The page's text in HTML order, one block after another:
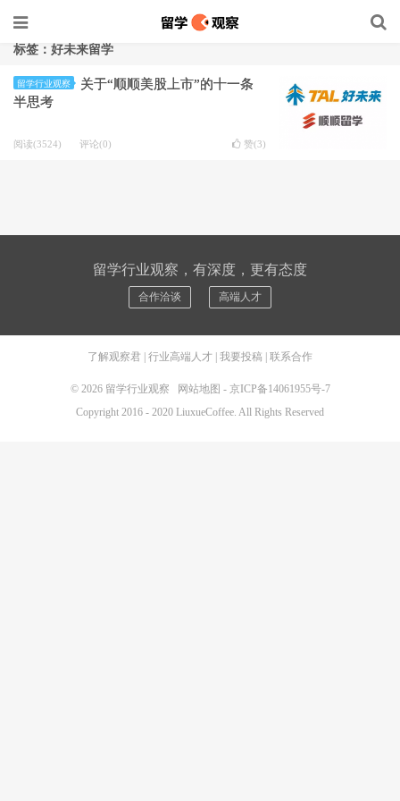
标签：好未来留学
留学行业观察
关于“顺顺美股上市”的十一条
半思考
阅读(3524) 评论(0) 赞(3)
留学行业观察，有深度，更有态度
合作洽谈 高端人才
了解观察君 行业高端人才 我要投稿 联系合作
© 2026 留学行业观察 网站地图 - 京ICP备14061955号-7
Copyright 2016 - 2020 LiuxueCoffee. All Rights Reserved